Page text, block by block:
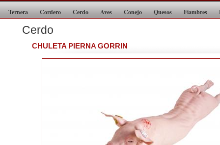
Ternera Cordero Cerdo Aves Conejo Quesos Fiambres
Cerdo
CHULETA PIERNA GORRIN